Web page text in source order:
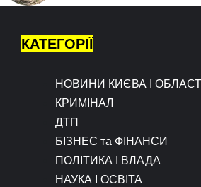
КАТЕГОРІЇ
НОВИНИ КИЄВА І
КРИМІНАЛ
ДТП
БІЗНЕС та ФІНАНСИ
ПОЛІТИКА І ВЛАДА
НАУКА І ОСВІТА